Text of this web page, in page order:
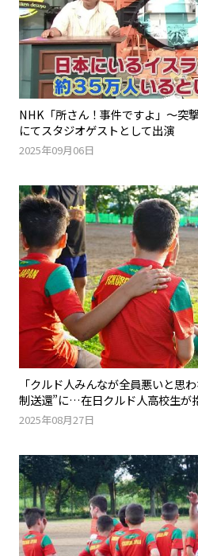
NHK「所さん！事件ですよ」～突
にてスタジオゲストとして出演
2025年09月06日
「クルド人みんなが全員悪いと
制送還”に…在日クルド人高校生が
2025年08月27日